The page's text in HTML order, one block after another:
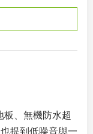
板、無機防水超
提到低噪音與一